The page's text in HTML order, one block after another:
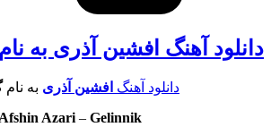
دانلود آهنگ افشین آذری به
دانلود آهنگ افشین آذری به نام
Afshin Azari – Gelinnik